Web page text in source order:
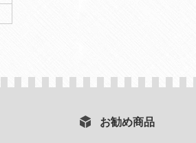
お勧め商品